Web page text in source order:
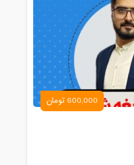
600,000 تومان